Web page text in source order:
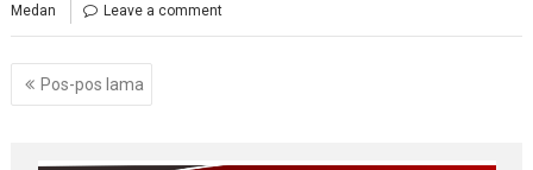
Medan
Leave a comment
Navigasi
pos
Pos-pos lama